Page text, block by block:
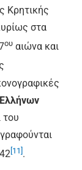
Κρητικής
στα
ου αιώνα και
του
[11] .